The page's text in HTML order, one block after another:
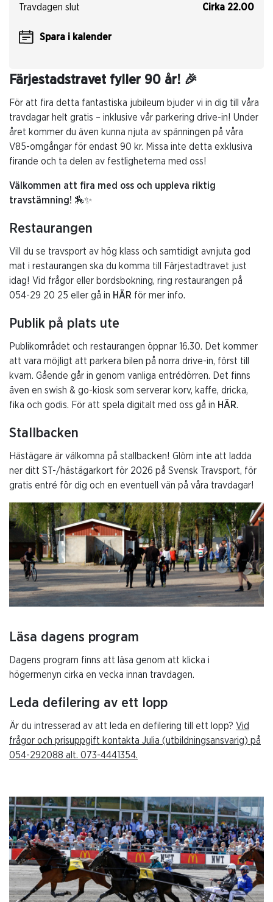
Färjestadstravet fyller 90 år! 🎉
För att fira detta fantastiska jubileum bjuder vi in dig till våra
travdagar helt gratis – inklusive vår parkering drive-in! Under
året kommer du även kunna njuta av spänningen på våra
V85-omgångar för endast 90 kr. Missa inte detta exklusiva
firande och ta delen av festligheterna med oss!
Välkommen att fira med oss och uppleva riktig
travstämning! 🏇✨
Restaurangen
Vill du se travsport av hög klass och samtidigt avnjuta god
mat i restaurangen ska du komma till Färjestadtravet just
idag! Vid frågor eller bordsbokning, ring restaurangen på
054-29 20 25 eller gå in HÄR för mer info.
Publik på plats ute
Publikområdet och restaurangen öppnar 16.30. Det kommer
att vara möjligt att parkera bilen på norra drive-in, först till
kvarn. Gående går in genom vanliga entrédörren. Det finns
även en swish & go-kiosk som serverar korv, kaffe, dricka,
fika och godis. För att spela digitalt med oss gå in HÄR.
Stallbacken
Hästägare är välkomna på stallbacken! Glöm inte att ladda
ner ditt ST-/hästägarkort för 2026 på Svensk Travsport, för
gratis entré för dig och en eventuell vän på våra travdagar!
Läsa dagens program
Dagens program finns att läsa genom att klicka i
högermenyn cirka en vecka innan travdagen.
Leda defilering av ett lopp
Är du intresserad av att leda en defilering till ett lopp? Vid
frågor och prisuppgift kontakta Julia (utbildningsansvarig) på
054-292088 alt. 073-4441354.
Travdagen slut Cirka 22.00
Spara i kalender